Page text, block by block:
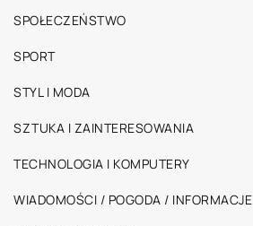
SPOŁECZEŃSTWO
SPORT
STYL I MODA
SZTUKA I ZAINTERESOWANIA
TECHNOLOGIA I KOMPUTERY
WIADOMOŚCI / POGODA / INFORMACJE